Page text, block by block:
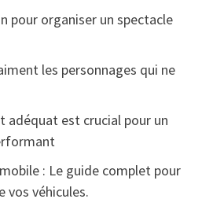
pour organiser un spectacle
les personnages qui ne
adéquat est crucial pour un
: Le guide complet pour
vos véhicules.